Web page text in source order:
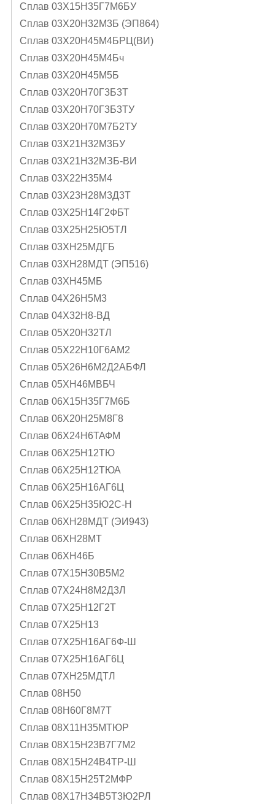
Сплав 03Х15Н35Г7М6БУ
Сплав 03Х20Н32М3Б (ЭП864)
Сплав 03Х20Н45М4БРЦ(ВИ)
Сплав 03Х20Н45М4Бч
Сплав 03Х20Н45М5Б
Сплав 03Х20Н70Г3Б3Т
Сплав 03Х20Н70Г3Б3ТУ
Сплав 03Х20Н70М7Б2ТУ
Сплав 03Х21Н32М3БУ
Сплав 03Х21Н32МЗБ-ВИ
Сплав 03Х22Н35М4
Сплав 03Х23Н28М3Д3Т
Сплав 03Х25Н14Г2ФБТ
Сплав 03Х25Н25Ю5ТЛ
Сплав 03ХН25МДГБ
Сплав 03ХН28МДТ (ЭП516)
Сплав 03ХН45МБ
Сплав 04Х26Н5М3
Сплав 04Х32Н8-ВД
Сплав 05X20H32TЛ
Сплав 05Х22Н10Г6АМ2
Сплав 05Х26Н6М2Д2АБФЛ
Сплав 05ХН46МВБЧ
Сплав 06Х15Н35Г7М6Б
Сплав 06Х20Н25М8Г8
Сплав 06Х24Н6ТАФМ
Сплав 06Х25Н12ТЮ
Сплав 06Х25Н12ТЮА
Сплав 06Х25Н16АГ6Ц
Сплав 06Х25Н35Ю2С-Н
Сплав 06ХН28МДТ (ЭИ943)
Сплав 06ХН28МТ
Сплав 06ХН46Б
Сплав 07Х15Н30В5М2
Сплав 07Х24Н8М2Д3Л
Сплав 07Х25Н12Г2Т
Сплав 07Х25Н13
Сплав 07Х25Н16АГ6Ф-Ш
Сплав 07Х25Н16АГ6Ц
Сплав 07ХН25МДТЛ
Сплав 08Н50
Сплав 08Н60Г8М7Т
Сплав 08Х11Н35МТЮР
Сплав 08Х15Н23В7Г7М2
Сплав 08Х15Н24В4ТР-Ш
Сплав 08Х15Н25Т2МФР
Сплав 08Х17Н34В5Т3Ю2РЛ